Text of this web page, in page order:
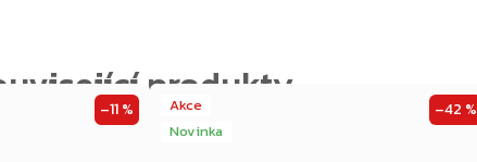
–11 %
Akce
Novinka
–42 %